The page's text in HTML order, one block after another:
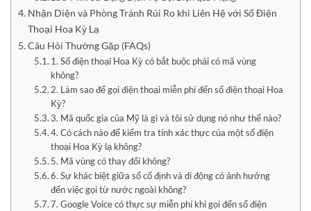
Nhận Diện và Phòng Tránh Rủi Ro khi Liên Hệ với Số Điện
Thoại Hoa Kỳ Lạ
Câu Hỏi Thường Gặp (FAQs)
1. Số điện thoại Hoa Kỳ có bắt buộc phải có mã vùng
không?
2. Làm sao để gọi điện thoại miễn phí đến số điện thoại Hoa
Kỳ?
3. Mã quốc gia của Mỹ là gì và tôi sử dụng nó như thế nào?
4. Có cách nào để kiểm tra tính xác thực của một số điện
thoại Hoa Kỳ lạ không?
5. Mã vùng có thay đổi không?
6. Sự khác biệt giữa số cố định và di động có ảnh hưởng
đến việc gọi từ nước ngoài không?
7. Google Voice có thực sự miễn phí khi gọi đến số điện